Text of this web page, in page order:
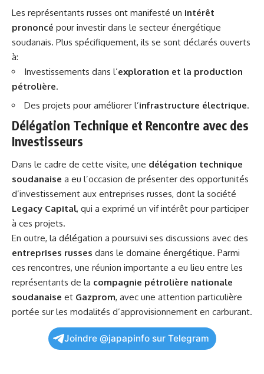
Les représentants russes ont manifesté un intérêt
prononcé pour investir dans le secteur énergétique
soudanais. Plus spécifiquement, ils se sont déclarés ouverts
à:
Investissements dans l’exploration et la production
pétrolière.
Des projets pour améliorer l’infrastructure électrique.
Délégation Technique et Rencontre avec des
Investisseurs
Dans le cadre de cette visite, une délégation technique
soudanaise a eu l’occasion de présenter des opportunités
d’investissement aux entreprises russes, dont la société
Legacy Capital, qui a exprimé un vif intérêt pour participer
à ces projets.
En outre, la délégation a poursuivi ses discussions avec des
entreprises russes dans le domaine énergétique. Parmi
ces rencontres, une réunion importante a eu lieu entre les
représentants de la compagnie pétrolière nationale
soudanaise et Gazprom, avec une attention particulière
portée sur les modalités d’approvisionnement en carburant.
Joindre @japapinfo sur Telegram